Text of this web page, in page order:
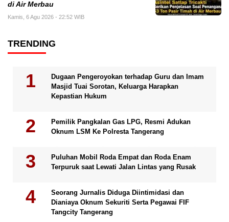
di Air Merbau
Kamis, 6 Agu 2026 - 22:52 WIB
TRENDING
Dugaan Pengeroyokan terhadap Guru dan Imam
Masjid Tuai Sorotan, Keluarga Harapkan
Kepastian Hukum
Pemilik Pangkalan Gas LPG, Resmi Adukan
Oknum LSM Ke Polresta Tangerang
Puluhan Mobil Roda Empat dan Roda Enam
Terpuruk saat Lewati Jalan Lintas yang Rusak
Seorang Jurnalis Diduga Diintimidasi dan
Dianiaya Oknum Sekuriti Serta Pegawai FIF
Tangcity Tangerang